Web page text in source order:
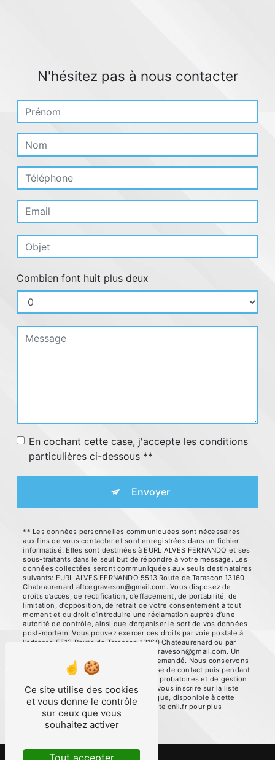
N'hésitez pas à nous contacter
Combien font huit plus deux
En cochant cette case, j'accepte les conditions
particulières ci-dessous **
Envoyer
** Les données personnelles communiquées sont nécessaires
aux fins de vous contacter et sont enregistrées dans un fichier
informatisé. Elles sont destinées à EURL ALVES FERNANDO et ses
sous-traitants dans le seul but de répondre à votre message. Les
données collectées seront communiquées aux seuls destinataires
suivants: EURL ALVES FERNANDO 5513 Route de Tarascon 13160
Chateaurenard aftcegraveson@gmail.com. Vous disposez de
droits d’accès, de rectification, d’effacement, de portabilité, de
limitation, d’opposition, de retrait de votre consentement à tout
moment et du droit d’introduire une réclamation auprès d’une
autorité de contrôle, ainsi que d’organiser le sort de vos données
post-mortem. Vous pouvez exercer ces droits par voie postale à
l'adresse 5513 Route de Tarascon 13160 Chateaurenard ou par
courrier électronique à l'adresse aftcegraveson@gmail.com. Un
justificatif d'identité pourra vous être demandé. Nous conservons
vos données pendant la période de prise de contact puis pendant
la durée de prescription légale aux fins probatoires et de gestion
des contentieux. Vous avez le droit de vous inscrire sur la liste
d'opposition au démarchage téléphonique, disponible à cette
adresse:
Bloctel.gouv.fr. Consultez le site cnil.fr pour plus
d’informations sur vos droits.
Ce site utilise des cookies
et vous donne le contrôle
sur ceux que vous
souhaitez activer
Tout accepter